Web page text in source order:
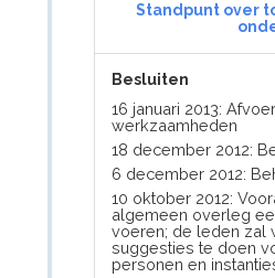
Standpunt over
Besluiten
16 januari 2013:
werkzaamheden
18 december 2012:
6 december 2012:
10 oktober 2012:
algemeen overleg
voeren; de leden zal
suggesties te doen
personen en